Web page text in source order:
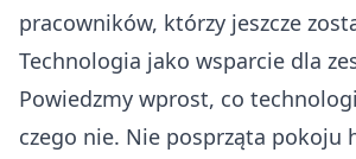
pracowników, którzy jeszcze
Technologia jako wsparcie dla
Powiedzmy wprost, co
czego nie. Nie posprząta pokoju